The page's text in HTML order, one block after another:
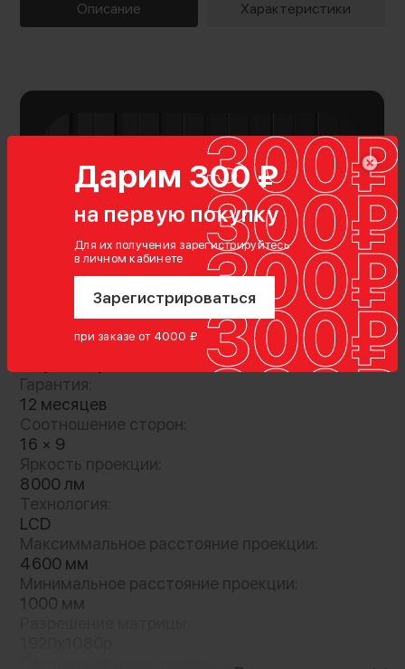
Дарим 300 ₽
на первую покупку
Для их получения зарегистрируйтесь
в личном кабинете
Зарегистрироваться
при заказе от 4000 ₽
Описание Характеристики
Домашний кинотеатр в одном
устройстве
Проектор оснащён ОС Android 9,0 и
встроенной памятью 1+8G, что дает
возможность загружать на устройство
Показать полностью
Гарантия:
12 месяцев
Соотношение сторон:
16 × 9
Яркость проекции:
8000 лм
Технология:
LCD
Максиммальное расстояние проекции:
4600 мм
Минимальное расстояние проекции:
1000 мм
Поддерживаемое разрешение: